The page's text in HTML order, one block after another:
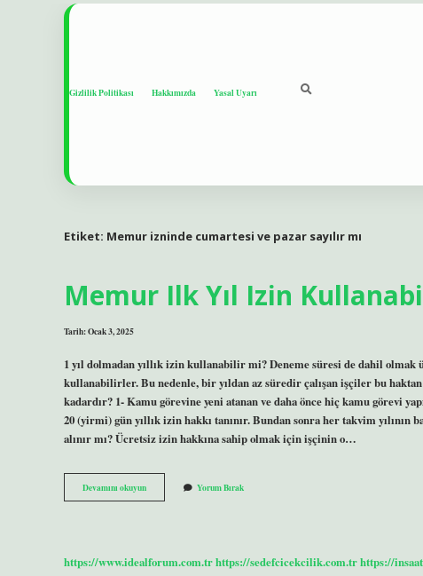
Gizlilik Politikası Hakkımızda Yasal Uyarı
Etiket: Memur izninde cumartesi ve pazar sayılır mı
Memur Ilk Yıl Izin
Tarih: Ocak 3, 2025
1 yıl dolmadan yıllık izin kullanabilir mi? Deneme süresi de dahil
kullanabilirler. Bu nedenle, bir yıldan az süredir çalışan işçiler bu
kadardır? 1- Kamu görevine yeni atanan ve daha önce hiç kamu görevi
20 (yirmi) gün yıllık izin hakkı tanınır. Bundan sonra her takvim yılının
alınır mı? Ücretsiz izin hakkına sahip olmak için işçinin o…
Devamını okuyunMemur
Ilk
Yorum Bırak
https://www.idealforum.com.trhttps://sedefcicekcilik.com.trhttps://